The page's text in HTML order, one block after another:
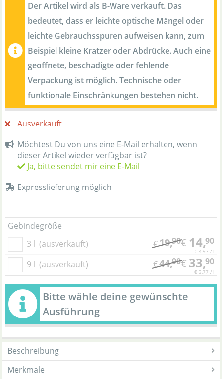
Der Artikel wird als B-Ware verkauft. Das
bedeutet, dass er leichte optische Mängel oder
leichte Gebrauchsspuren aufweisen kann, zum
Beispiel kleine Kratzer oder Abdrücke. Auch eine
geöffnete, beschädigte oder fehlende
Verpackung ist möglich. Technische oder
funktionale Einschränkungen bestehen nicht.
Ausverkauft
Möchtest Du von uns eine E-Mail erhalten, wenn
dieser Artikel wieder verfügbar ist?
Ja, bitte sendet mir eine E-Mail
Expresslieferung möglich
Gebindegröße
3 l (ausverkauft) €19,90€ 14,90
€ 4,97 / l
9 l (ausverkauft) €44,90€ 33,90
€ 3,77 / l
Bitte wähle deine gewünschte
Ausführung
Beschreibung
Merkmale